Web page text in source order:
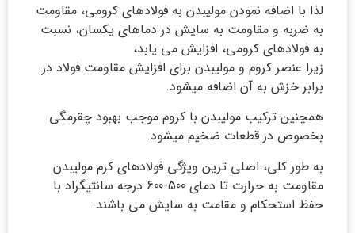
لذا با اضافه نمودن مولیبدن به فولادهای کرومی، مقاومت
به ضربه و مقاومت به سایش در دماهای یکسان، نسبت
به فولادهای کرومی، افزایش می یابد،
زیرا عنصر کروم و مولیبدن برای افزایش مقاومت فولاد در
برابر خزش به آن اضافه میشود.
همچنین ترکیب مولیبدن با کروم موجب بهبود چقرمگی
بخصوص در قطعات ضخیم میشود.
به طور کلی، اصلی ترین ویژگی فولادهای کرم مولیبدن
مقاومت به حرارت تا دمای 500-600 درجه سانتیگراد با
حفظ استحکام و مقامت به سایش می باشند.